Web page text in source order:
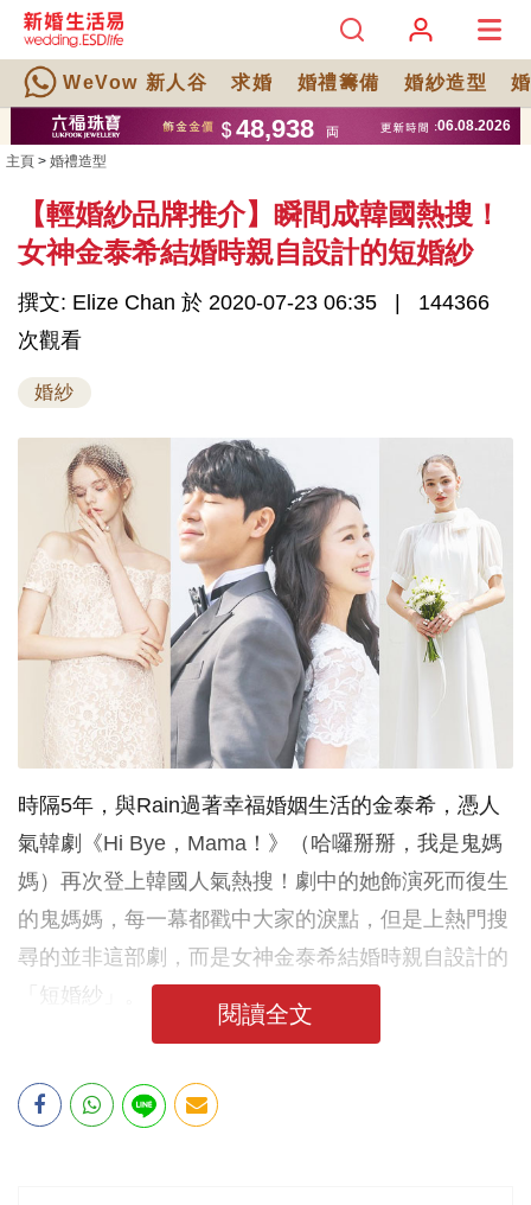
WeVow 新人谷 求婚 婚禮籌備 婚紗造型
主頁 > 婚禮造型
【輕婚紗品牌推介】瞬間成韓國熱搜！
女神金泰希結婚時親自設計的短婚紗
撰文: Elize Chan 於 2020-07-23 06:35
144366
次觀看
婚紗
時隔5年，與Rain過著幸福婚姻生活的金泰希，憑人
氣韓劇《Hi Bye，Mama！》（哈囉掰掰，我是鬼媽
媽）再次登上韓國人氣熱搜！劇中的她飾演死而復生
的鬼媽媽，每一幕都戳中大家的淚點，但是上熱門搜
尋的並非這部劇，而是女神金泰希結婚時親自設計的
「短婚紗」。
閱讀全文